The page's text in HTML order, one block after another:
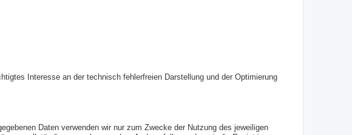
Interesse an der technisch fehlerfreien Darstellung und der Optimierung
Daten verwenden wir nur zum Zwecke der Nutzung des jeweiligen